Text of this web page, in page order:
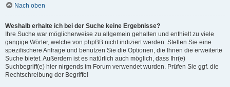
Nach oben
Weshalb erhalte ich bei der Suche keine Ergebnisse?
Ihre Suche war möglicherweise zu allgemein gehalten und enthielt zu viele
gängige Wörter, welche von phpBB nicht indiziert werden. Stellen Sie eine
spezifischere Anfrage und benutzen Sie die Optionen, die Ihnen die erweiterte
Suche bietet. Außerdem ist es natürlich auch möglich, dass Ihr(e)
Suchbegriff(e) hier nirgends im Forum verwendet wurden. Prüfen Sie ggf. die
Rechtschreibung der Begriffe!